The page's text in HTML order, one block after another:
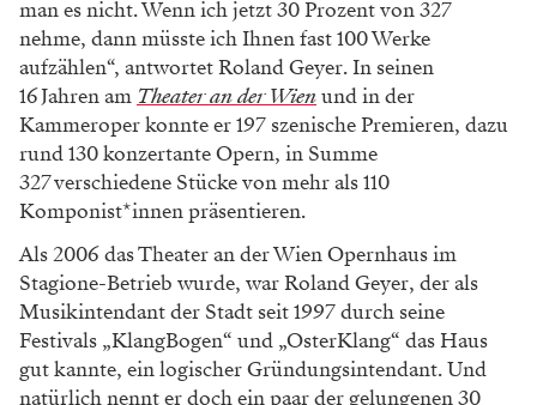
man es nicht. Wenn ich jetzt 30 Prozent von 327
nehme, dann müsste ich Ihnen fast 100 Werke
aufzählen“, antwortet Roland Geyer. In seinen
16 Jahren am Theater an der Wienund in der
Kammeroper konnte er 197 szenische Premieren, dazu
rund 130 konzertante Opern, in Summe
327 verschiedene Stücke von mehr als 110
Komponist*innen präsentieren.
Als 2006 das Theater an der Wien Opernhaus im
Stagione-Betrieb wurde, war Roland Geyer, der als
Musikintendant der Stadt seit 1997 durch seine
Festivals „KlangBogen“ und „OsterKlang“ das Haus
gut kannte, ein logischer Gründungsintendant. Und
natürlich nennt er doch ein paar der gelungenen 30